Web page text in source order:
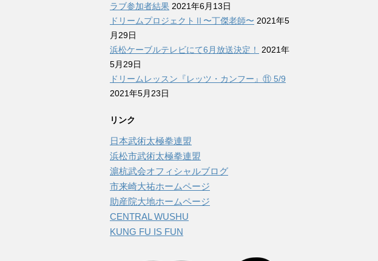
ラブ参加者結果 2021年6月13日
ドリームプロジェクトⅡ〜丁傑老師〜 2021年5
月29日
浜松ケーブルテレビにて6月放送決定！
2021年
5月29日
ドリームレッスン『レッツ・カンフー』⑪ 5/9
2021年5月23日
リンク
日本武術太極拳連盟
浜松市武術太極拳連盟
滬杭武会オフィシャルブログ
市来崎大祐ホームページ
助産院大地ホームページ
CENTRAL WUSHU
KUNG FU IS FUN